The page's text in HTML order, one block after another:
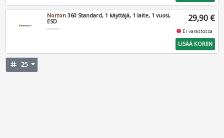
Norton 360 Standard, 1 käyttäjä, 1 laite, 1 vuosi,
ESD
21411741
29,90 €
fiber_manual_record Ei varastossa
LISÄÄ KORIIN
tag 25